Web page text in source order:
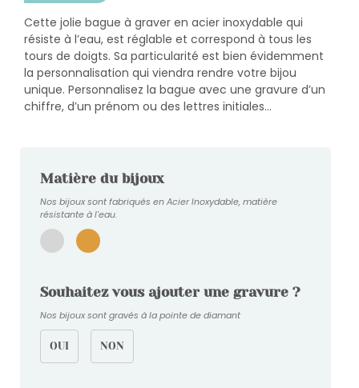
Cette jolie bague à graver en acier inoxydable qui
résiste à l’eau, est réglable et correspond à tous les
tours de doigts. Sa particularité est bien évidemment
la personnalisation qui viendra rendre votre bijou
unique. Personnalisez la bague avec une gravure d’un
chiffre, d’un prénom ou des lettres initiales…
Matière du bijoux
Nos bijoux sont fabriqués en Acier Inoxydable, matière
résistante à l'eau.
Souhaitez vous ajouter une gravure ?
Nos bijoux sont gravés à la pointe de diamant
OUI NON